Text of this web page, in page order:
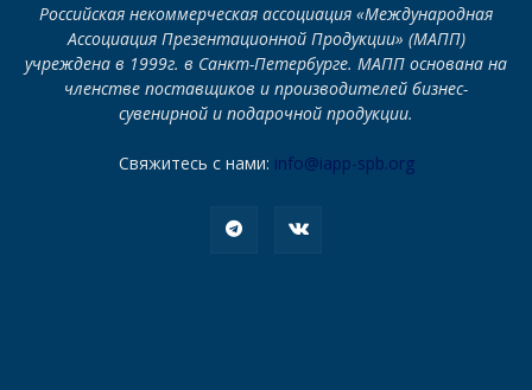
Российская некоммерческая ассоциация «Международная
Ассоциация Презентационной Продукции» (МАПП)
учреждена в 1999г. в Санкт-Петербурге. МАПП основана на
членстве поставщиков и производителей бизнес-
сувенирной и подарочной продукции.
Свяжитесь с нами: info@iapp-spb.org